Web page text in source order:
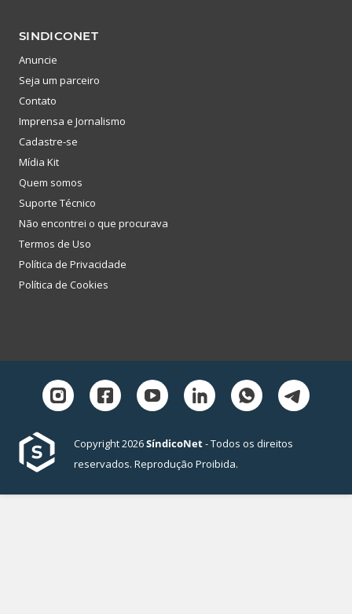
SINDICONET
Anuncie
Seja um parceiro
Contato
Imprensa e Jornalismo
Cadastre-se
Mídia Kit
Quem somos
Suporte Técnico
Não encontrei o que procurava
Termos de Uso
Política de Privacidade
Política de Cookies
Copyright 2026SíndicoNet- Todos os direitos
reservados. Reprodução Proibida.